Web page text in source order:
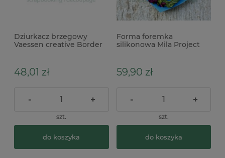
Dziurkacz brzegowy
Vaessen creative Border
48,01 zł
- +
szt.
do koszyka
Forma foremka
silikonowa Mila Project
11cm
59,90 zł
- +
szt.
do koszyka